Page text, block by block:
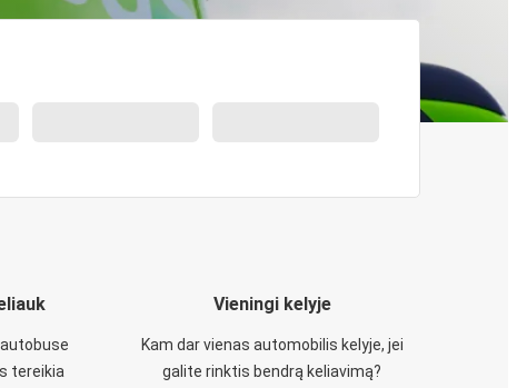
tereikia
Vieningi kelyje
Kam dar vienas automobilis kelyje, jei
galite rinktis bendrą keliavimą?